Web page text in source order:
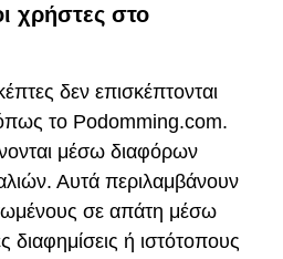
χρήστες στο
δεν επισκέπτονται
το Podomming.com.
μέσω διαφόρων
Αυτά περιλαμβάνουν
σε απάτη μέσω
ή ιστότοπους